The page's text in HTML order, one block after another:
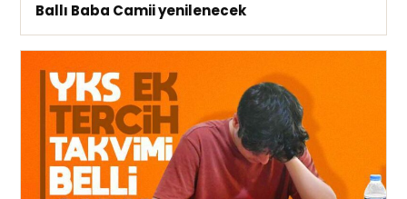
Ballı Baba Camii yenilenecek